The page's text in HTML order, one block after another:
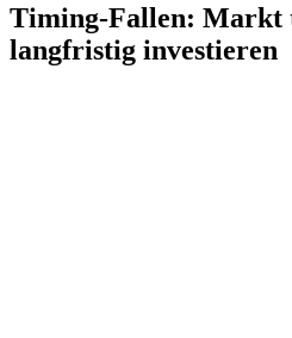
Timing-Fallen: Markt
langfristig investieren